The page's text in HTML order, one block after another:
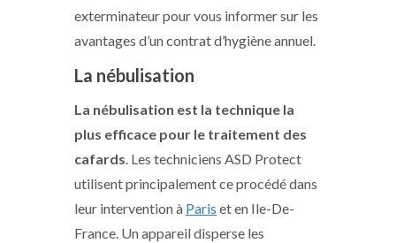
exterminateur pour vous informer sur les
avantages d’un contrat d’hygiène annuel.
La nébulisation
La nébulisation est la technique la
plus efficace pour le traitement des
cafards. Les techniciens ASD Protect
utilisent principalement ce procédé dans
leur intervention à Paris et en Ile-De-
France. Un appareil disperse les